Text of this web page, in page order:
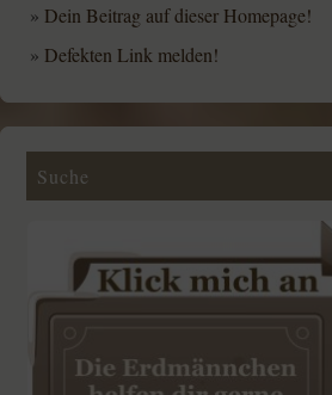
» Dein Beitrag auf dieser Homepage!
» Defekten Link melden!
Suche